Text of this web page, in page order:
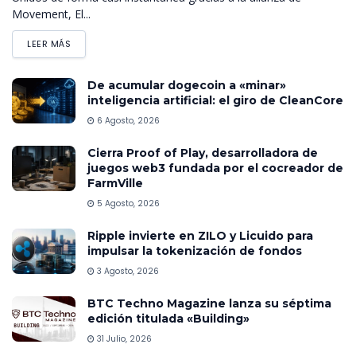
Movement, El...
LEER MÁS
De acumular dogecoin a «minar»
inteligencia artificial: el giro de CleanCore
6 Agosto, 2026
Cierra Proof of Play, desarrolladora de
juegos web3 fundada por el cocreador de
FarmVille
5 Agosto, 2026
Ripple invierte en ZILO y Licuido para
impulsar la tokenización de fondos
3 Agosto, 2026
BTC Techno Magazine lanza su séptima
edición titulada «Building»
31 Julio, 2026